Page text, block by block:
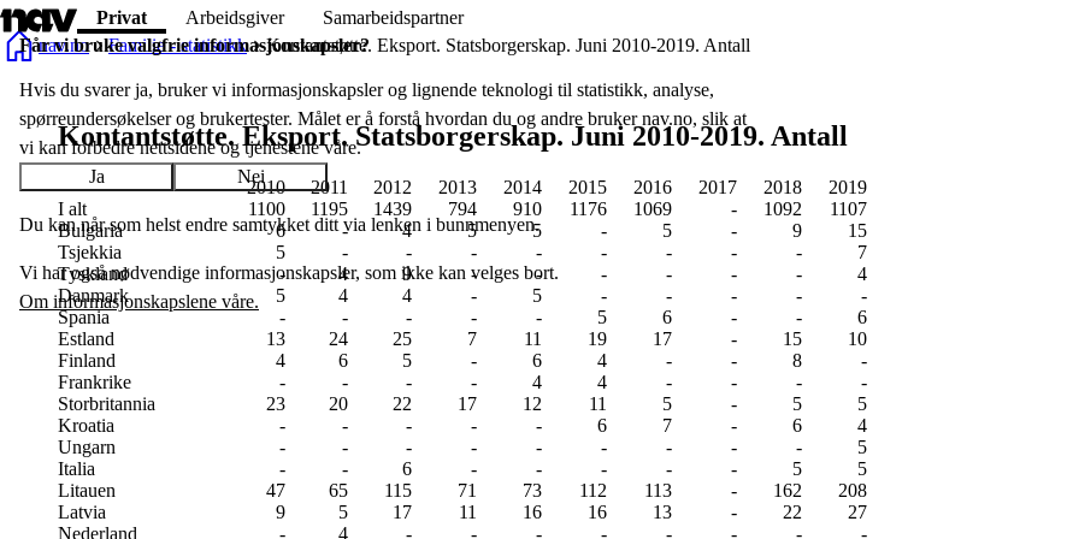
Får vi bruke valgfrie informasjon­skapsler?
Hvis du svarer ja, bruker vi informasjons­­kapsler og lignende teknologi til statistikk, analyse,
spørreundersøkelser og bruker­tester. Målet er å forstå hvordan du og andre bruker nav.no, slik at
vi kan forbedre nettsidene og tjenestene våre.
Ja
Nei
Du kan når som helst endre samtykket ditt via lenken i bunnmenyen.
Vi har også nødvendige informasjonskapsler, som ikke kan velges bort.
Om informasjonskapslene våre.
Hopp
til
hovedinnhold
Privat Arbeidsgiver Samarbeidspartner
nav.no
Familie - statistikk Kontantstøtte. Eksport. Statsborgerskap. Juni 2010-2019. Antall
Kontantstøtte. Eksport. Statsborgerskap. Juni 2010-2019. Antall
2010 2011 2012 2013 2014 2015 2016 2017 2018
2019
I alt
1100 1195 1439 794 910 1176 1069 - 1092
1107
Bulgaria
6 - 4 5 5 - 5 - 9
15
Tsjekkia
5 - - - - - - - -
7
Tyskland
- 4 9 - - - - - -
4
Danmark
5 4 4 - 5 - - - -
-
Spania
- - - - - 5 6 - -
6
Estland
13 24 25 7 11 19 17 - 15
10
Finland
4 6 5 - 6 4 - - 8
-
Frankrike
- - - - 4 4 - - -
-
Storbritannia
23 20 22 17 12 11 5 - 5
5
Kroatia
- - - - - 6 7 - 6
4
Ungarn
- - - - - - - - -
5
Italia
- - 6 - - - - - 5
5
Litauen
47 65 115 71 73 112 113 - 162
208
Latvia
9 5 17 11 16 16 13 - 22
27
Nederland
- 4 - - - - - - -
-